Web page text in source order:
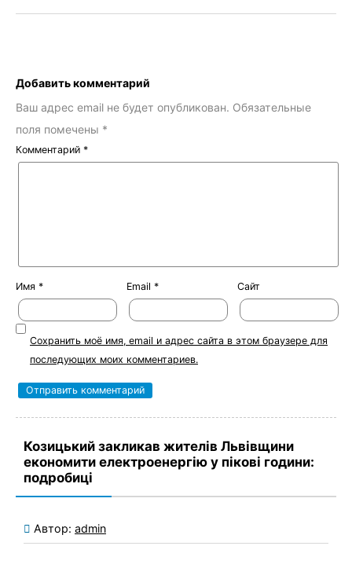
Добавить комментарий
Ваш адрес email не будет опубликован. Обязательные
поля помечены *
Комментарий *
Имя * Email * Сайт
Сохранить моё имя, email и адрес сайта в этом браузере для
последующих моих комментариев.
Козицький закликав жителів Львівщини
економити електроенергію у пікові години:
подробиці
Автор: admin